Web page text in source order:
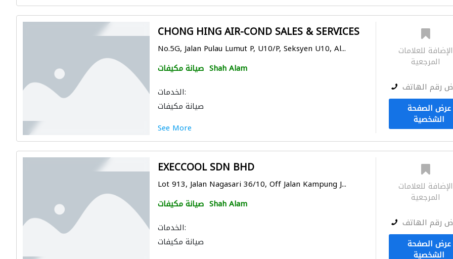
CHONG HING AIR-COND SALES & SERVICES
No.5G, Jalan Pulau Lumut P, U10/P, Seksyen U10, Al...
صيانة مكيفات Shah Alam
الخدمات:
صيانة مكيفات
See More
الإضافة للعلامات
المرجعية
رقم الهاتف
عرض الصفحة
الشخصية
EXECCOOL SDN BHD
Lot 913, Jalan Nagasari 36/10, Off Jalan Kampung J...
صيانة مكيفات Shah Alam
الخدمات:
صيانة مكيفات
الإضافة للعلامات
المرجعية
رقم الهاتف
عرض الصفحة
الشخصية